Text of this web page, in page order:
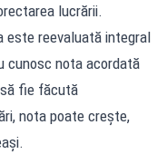
lucrării.
este reevaluată integral
cunosc nota acordată
fie făcută
nota poate crește,